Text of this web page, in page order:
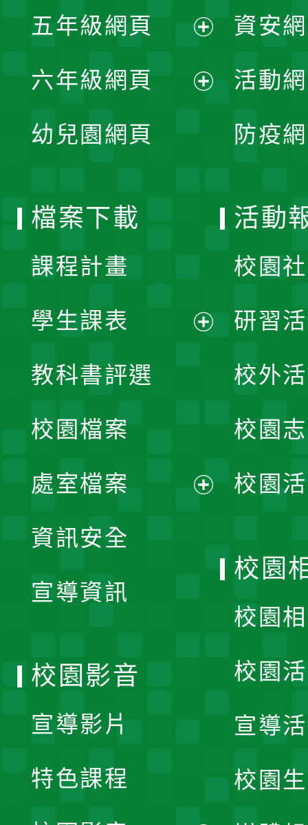
單
選
單
開
選
五年級網頁
開
六年級網頁
幼兒園網頁
資安
活動
防疫
檔案下載
課程計畫
學生課表
單
教科書評選
校園檔案
處室檔案
資訊安全
宣導資訊
活動
校園
研習
校外
校園
校園
校園
校園
校園
宣導
校園
校園影音
宣導影片
特色課程